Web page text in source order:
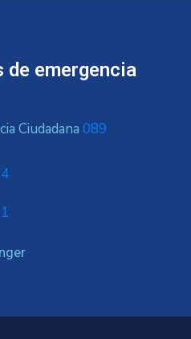
de emergencia
Ciudadana 089